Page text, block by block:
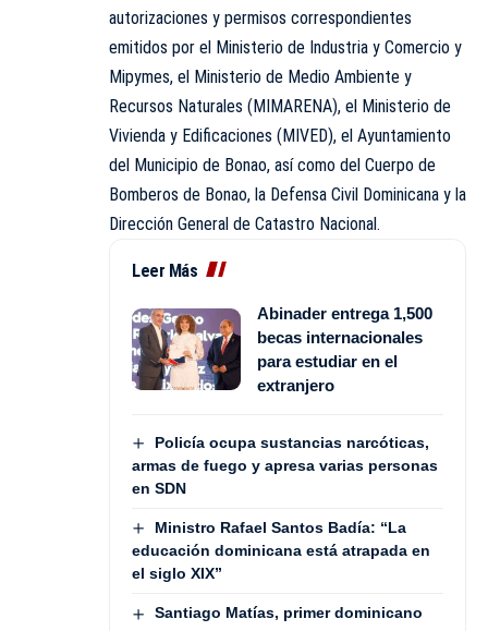
autorizaciones y permisos correspondientes
emitidos por el Ministerio de Industria y Comercio y
Mipymes, el Ministerio de Medio Ambiente y
Recursos Naturales (MIMARENA), el Ministerio de
Vivienda y Edificaciones (MIVED), el Ayuntamiento
del Municipio de Bonao, así como del Cuerpo de
Bomberos de Bonao, la Defensa Civil Dominicana y la
Dirección General de Catastro Nacional.
Leer Más
Abinader entrega 1,500
becas internacionales
para estudiar en el
extranjero
Policía ocupa sustancias narcóticas,
armas de fuego y apresa varias personas
en SDN
Ministro Rafael Santos Badía: “La
educación dominicana está atrapada en
el siglo XIX”
Santiago Matías, primer dominicano